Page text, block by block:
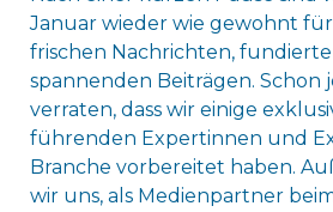
Januar wieder wie gewohnt für
frischen Nachrichten,
spannenden Beiträgen. Schon
verraten, dass wir einige
führenden Expertinnen und
Branche vorbereitet haben.
wir uns, als Medienpartner